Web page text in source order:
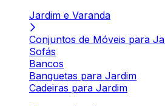
Jardim e Varanda
Conjuntos de Móveis para
Sofás
Bancos
Banquetas para Jardim
Cadeiras para Jardim